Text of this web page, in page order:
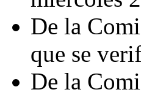
De la
que se
De la